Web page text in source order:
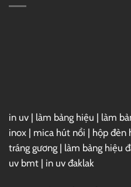
in uv | làm bảng hiệu | làm
inox | mica hút nổi | hộp đèn
tráng gương | làm bảng hiệu
uv bmt | in uv đaklak